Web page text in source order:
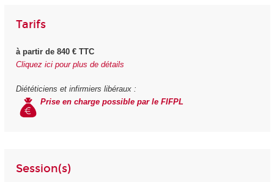
Tarifs
à partir de 840 € TTC
Cliquez ici pour plus de détails
Diététiciens et infirmiers libéraux :
Prise en charge possible par le FIFPL
Session(s)